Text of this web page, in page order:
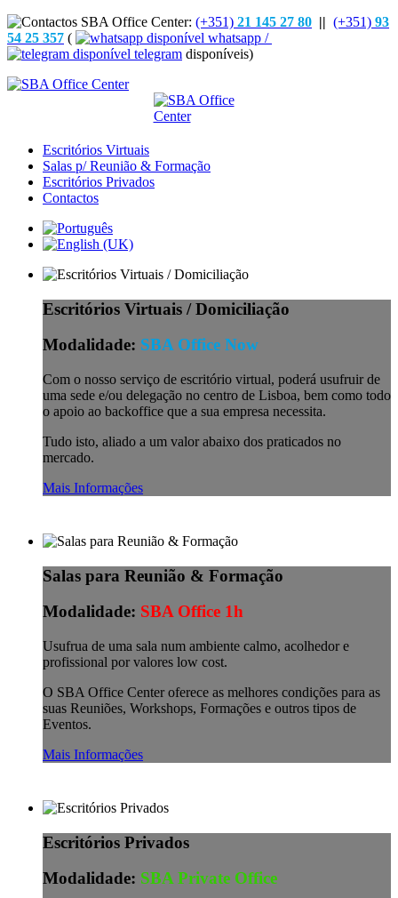
(+351) 21 145 27 80 || (+351) 93
54 25 357 (
whatsapp /
telegram disponíveis)
Escritórios Virtuais
Salas p/ Reunião & Formação
Escritórios Privados
Contactos
Escritórios Virtuais / Domiciliação
Modalidade: SBA Office Now
Com o nosso serviço de escritório virtual, poderá usufruir de
uma sede e/ou delegação no centro de Lisboa, bem como todo
o apoio ao backoffice que a sua empresa necessita.
Tudo isto, aliado a um valor abaixo dos praticados no
mercado.
Mais Informações
Salas para Reunião & Formação
Modalidade: SBA Office 1h
Usufrua de uma sala num ambiente calmo, acolhedor e
profissional por valores low cost.
O SBA Office Center oferece as melhores condições para as
suas Reuniões, Workshops, Formações e outros tipos de
Eventos.
Mais Informações
Escritórios Privados
Modalidade: SBA Private Office